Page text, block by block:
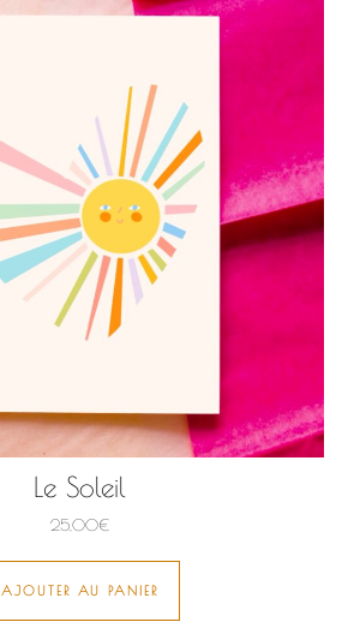
Le Soleil
25,00€
AJOUTER AU PANIER